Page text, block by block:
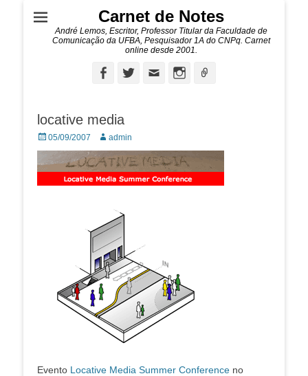
Carnet de Notes
André Lemos, Escritor, Professor Titular da Faculdade de
Comunicação da UFBA, Pesquisador 1A do CNPq. Carnet
online desde 2001.
FacebookTwitterEmail Instagram
locative media
Posted
on
05/09/2007 Autor:admin
Evento Locative Media Summer Conference no